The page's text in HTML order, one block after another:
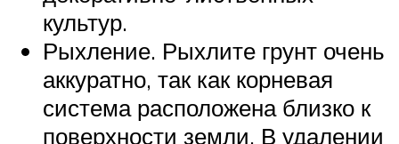
культур.
Рыхление. Рыхлите грунт очень
аккуратно, так как корневая
система расположена близко к
поверхности земли. В удалении